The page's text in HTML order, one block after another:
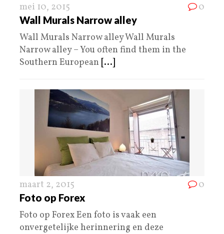
mei 10, 2015 0
Wall Murals Narrow alley
Wall Murals Narrow alley Wall Murals
Narrow alley – You often find them in the
Southern European [...]
maart 2, 2015 0
Foto op Forex
Foto op Forex Een foto is vaak een
onvergetelijke herinnering en deze